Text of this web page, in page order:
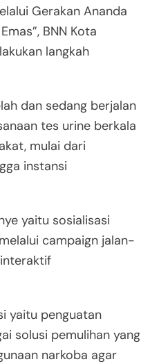
Gerakan Ananda
BNN Kota
langkah
dan sedang berjalan
tes urine berkala
mulai dari
instansi
yaitu sosialisasi
campaign jalan-
yaitu penguatan
solusi pemulihan yang
narkoba agar